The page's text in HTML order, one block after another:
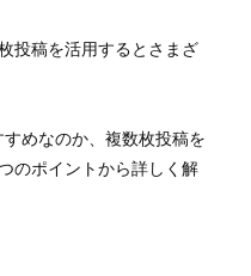
投稿を活用するとさまざ
めなのか、複数枚投稿を
のポイントから詳しく解